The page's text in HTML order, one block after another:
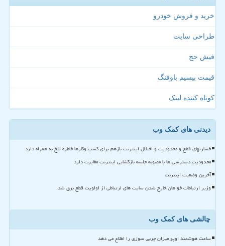
خرید و فروش خودرو
طراحی سایت
فیش حج
قیمت بیسیم باوفنگ
کوتاه کننده لینک
دیدنی های کمک وب
خسارتهای قطع و محدودیت و اختلال اینترنت بازهم برای کسب وکارها خاطره تلخ به همراه دارد
محدودیت دسترسی ها با مصوبه جلسه بازگشایی اینترنت مغایرت دارد
آخرین وضعیت اینترنت
وزیر ارتباطات خواهان خارج شدن سایت های ارتباطی از اولویت قطع برق شد
چالشی های کمک وب
ساعت هوشمند اوپو میزان چربی سوزی را اطلاع می دهد